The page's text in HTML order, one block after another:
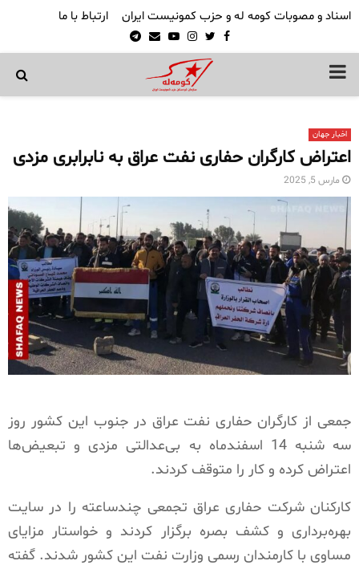
اسناد و مصوبات کومه له و حزب کمونیست ایران ارتباط با ما
Facebook
Twitter
Instagram
Youtube
Email
Telegram
PRIMARY
اخبار جهان
اعتراض کارگران حفاری نفت عراق به نابرابری مزدی
مارس 5, 2025
جمعی از کارگران حفاری نفت عراق در جنوب این کشور روز
سه شنبه 14 اسفندماه به بی‌عدالتی مزدی و تبعیض‌ها
اعتراض کرده و کار را متوقف کردند.
کارکنان شرکت حفاری عراق تجمعی چندساعته را در سایت
بهره‌برداری و کشف بصره برگزار کردند و خواستار مزایای
مساوی با کارمندان رسمی وزارت نفت این کشور شدند. گفته